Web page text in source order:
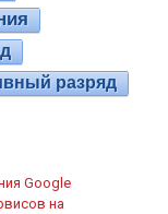
разряд
Google
на